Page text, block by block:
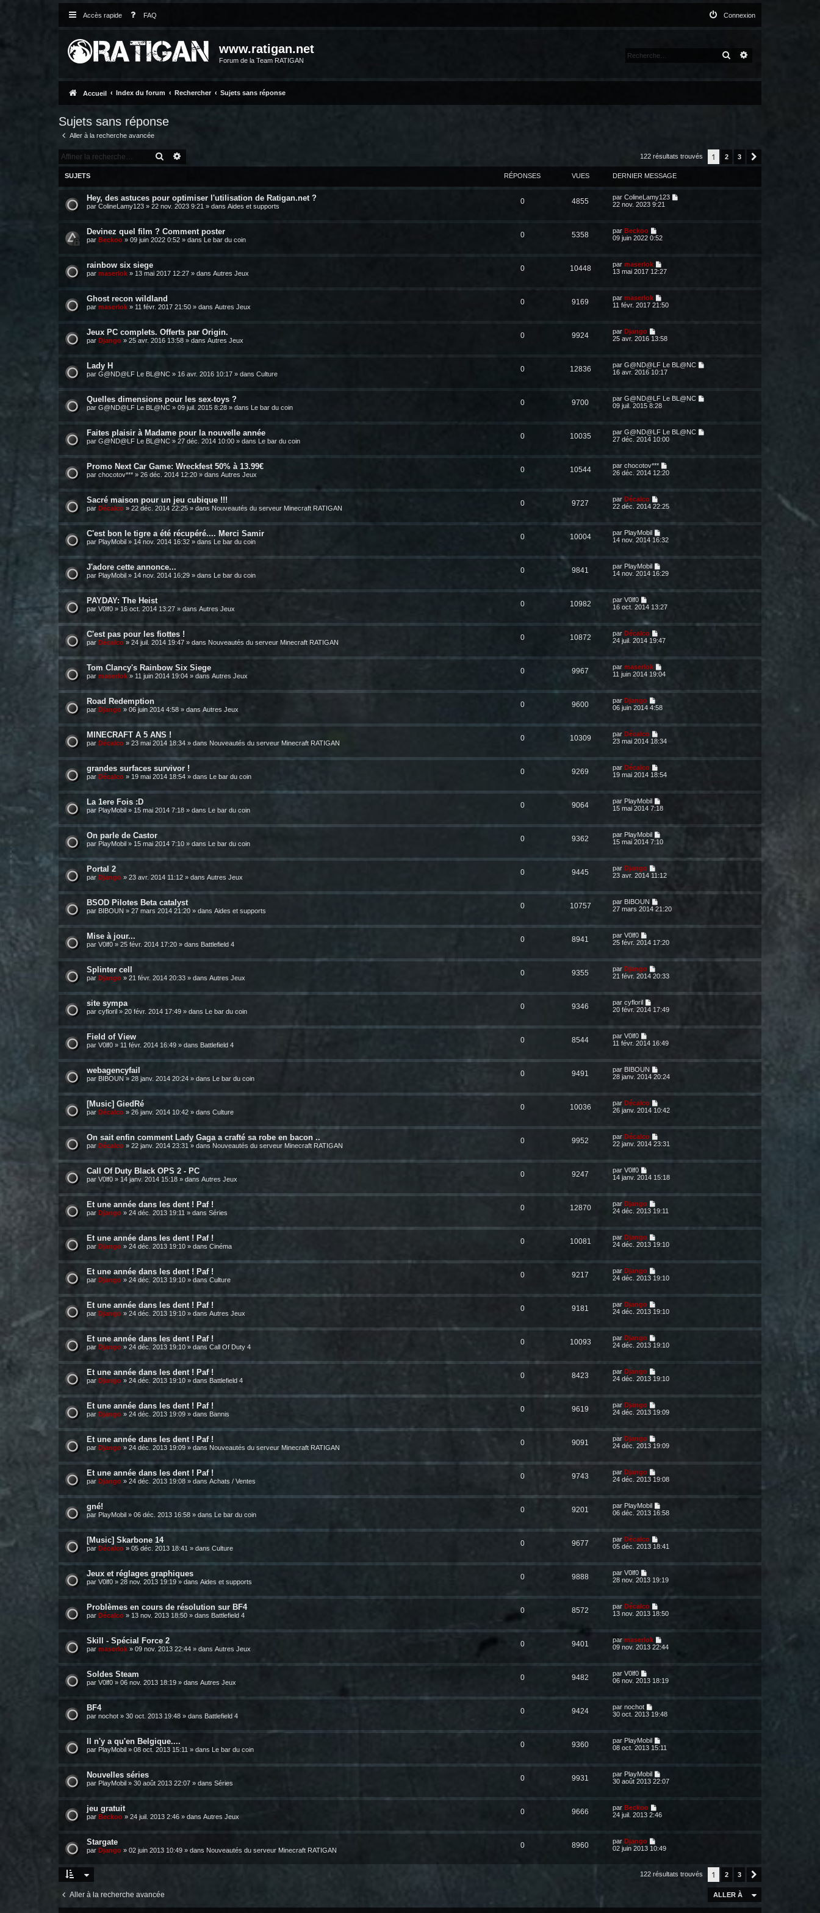
Accès rapide FAQ Connexion
www.ratigan.net
Forum de la Team RATIGAN
RECHERCHER
Accueil Index du forum Rechercher Sujets sans réponse
Sujets sans réponse
Aller à la recherche avancée
RECHERCHER 122 résultats trouvés 1 2 3
SUJETS RÉPONSES VUES DERNIER MESSAGE
Hey, des astuces pour optimiser l'utilisation de Ratigan.net ?
par ColineLamy123 » 22 nov. 2023 9:21 » dans Aides et supports
0 4855 par ColineLamy123
22 nov. 2023 9:21
Devinez quel film ? Comment poster
par Beckoo » 09 juin 2022 0:52 » dans Le bar du coin
0 5358 par Beckoo
09 juin 2022 0:52
rainbow six siege
par maserlok » 13 mai 2017 12:27 » dans Autres Jeux
0 10448 par maserlok
13 mai 2017 12:27
Ghost recon wildland
par maserlok » 11 févr. 2017 21:50 » dans Autres Jeux
0 9169 par maserlok
11 févr. 2017 21:50
Jeux PC complets. Offerts par Origin.
par Django » 25 avr. 2016 13:58 » dans Autres Jeux
0 9924 par Django
25 avr. 2016 13:58
Lady H
par G@ND@LF Le BL@NC » 16 avr. 2016 10:17 » dans Culture
0 12836 par G@ND@LF Le BL@NC
16 avr. 2016 10:17
Quelles dimensions pour les sex-toys ?
par G@ND@LF Le BL@NC » 09 juil. 2015 8:28 » dans Le bar du coin
0 9700 par G@ND@LF Le BL@NC
09 juil. 2015 8:28
Faites plaisir à Madame pour la nouvelle année
par G@ND@LF Le BL@NC » 27 déc. 2014 10:00 » dans Le bar du coin
0 10035 par G@ND@LF Le BL@NC
27 déc. 2014 10:00
Promo Next Car Game: Wreckfest 50% à 13.99€
par chocotov*** » 26 déc. 2014 12:20 » dans Autres Jeux
0 10544 par chocotov***
26 déc. 2014 12:20
Sacré maison pour un jeu cubique !!!
par Décalco » 22 déc. 2014 22:25 » dans Nouveautés du serveur Minecraft RATIGAN
0 9727 par Décalco
22 déc. 2014 22:25
C'est bon le tigre a été récupéré.... Merci Samir
par PlayMobil » 14 nov. 2014 16:32 » dans Le bar du coin
0 10004 par PlayMobil
14 nov. 2014 16:32
J'adore cette annonce...
par PlayMobil » 14 nov. 2014 16:29 » dans Le bar du coin
0 9841 par PlayMobil
14 nov. 2014 16:29
PAYDAY: The Heist
par V0lf0 » 16 oct. 2014 13:27 » dans Autres Jeux
0 10982 par V0lf0
16 oct. 2014 13:27
C'est pas pour les fiottes !
par Décalco » 24 juil. 2014 19:47 » dans Nouveautés du serveur Minecraft RATIGAN
0 10872 par Décalco
24 juil. 2014 19:47
Tom Clancy's Rainbow Six Siege
par maserlok » 11 juin 2014 19:04 » dans Autres Jeux
0 9967 par maserlok
11 juin 2014 19:04
Road Redemption
par Django » 06 juin 2014 4:58 » dans Autres Jeux
0 9600 par Django
06 juin 2014 4:58
MINECRAFT A 5 ANS !
par Décalco » 23 mai 2014 18:34 » dans Nouveautés du serveur Minecraft RATIGAN
0 10309 par Décalco
23 mai 2014 18:34
grandes surfaces survivor !
par Décalco » 19 mai 2014 18:54 » dans Le bar du coin
0 9269 par Décalco
19 mai 2014 18:54
La 1ere Fois :D
par PlayMobil » 15 mai 2014 7:18 » dans Le bar du coin
0 9064 par PlayMobil
15 mai 2014 7:18
On parle de Castor
par PlayMobil » 15 mai 2014 7:10 » dans Le bar du coin
0 9362 par PlayMobil
15 mai 2014 7:10
Portal 2
par Django » 23 avr. 2014 11:12 » dans Autres Jeux
0 9445 par Django
23 avr. 2014 11:12
BSOD Pilotes Beta catalyst
par BIBOUN » 27 mars 2014 21:20 » dans Aides et supports
0 10757 par BIBOUN
27 mars 2014 21:20
Mise à jour...
par V0lf0 » 25 févr. 2014 17:20 » dans Battlefield 4
0 8941 par V0lf0
25 févr. 2014 17:20
Splinter cell
par Django » 21 févr. 2014 20:33 » dans Autres Jeux
0 9355 par Django
21 févr. 2014 20:33
site sympa
par cyfloril » 20 févr. 2014 17:49 » dans Le bar du coin
0 9346 par cyfloril
20 févr. 2014 17:49
Field of View
par V0lf0 » 11 févr. 2014 16:49 » dans Battlefield 4
0 8544 par V0lf0
11 févr. 2014 16:49
webagencyfail
par BIBOUN » 28 janv. 2014 20:24 » dans Le bar du coin
0 9491 par BIBOUN
28 janv. 2014 20:24
[Music] GiedRé
par Décalco » 26 janv. 2014 10:42 » dans Culture
0 10036 par Décalco
26 janv. 2014 10:42
On sait enfin comment Lady Gaga a crafté sa robe en bacon ..
par Décalco » 22 janv. 2014 23:31 » dans Nouveautés du serveur Minecraft RATIGAN
0 9952 par Décalco
22 janv. 2014 23:31
Call Of Duty Black OPS 2 - PC
par V0lf0 » 14 janv. 2014 15:18 » dans Autres Jeux
0 9247 par V0lf0
14 janv. 2014 15:18
Et une année dans les dent ! Paf !
par Django » 24 déc. 2013 19:11 » dans Séries
0 12870 par Django
24 déc. 2013 19:11
Et une année dans les dent ! Paf !
par Django » 24 déc. 2013 19:10 » dans Cinéma
0 10081 par Django
24 déc. 2013 19:10
Et une année dans les dent ! Paf !
par Django » 24 déc. 2013 19:10 » dans Culture
0 9217 par Django
24 déc. 2013 19:10
Et une année dans les dent ! Paf !
par Django » 24 déc. 2013 19:10 » dans Autres Jeux
0 9181 par Django
24 déc. 2013 19:10
Et une année dans les dent ! Paf !
par Django » 24 déc. 2013 19:10 » dans Call Of Duty 4
0 10093 par Django
24 déc. 2013 19:10
Et une année dans les dent ! Paf !
par Django » 24 déc. 2013 19:10 » dans Battlefield 4
0 8423 par Django
24 déc. 2013 19:10
Et une année dans les dent ! Paf !
par Django » 24 déc. 2013 19:09 » dans Bannis
0 9619 par Django
24 déc. 2013 19:09
Et une année dans les dent ! Paf !
par Django » 24 déc. 2013 19:09 » dans Nouveautés du serveur Minecraft RATIGAN
0 9091 par Django
24 déc. 2013 19:09
Et une année dans les dent ! Paf !
par Django » 24 déc. 2013 19:08 » dans Achats / Ventes
0 9743 par Django
24 déc. 2013 19:08
gné!
par PlayMobil » 06 déc. 2013 16:58 » dans Le bar du coin
0 9201 par PlayMobil
06 déc. 2013 16:58
[Music] Skarbone 14
par Décalco » 05 déc. 2013 18:41 » dans Culture
0 9677 par Décalco
05 déc. 2013 18:41
Jeux et réglages graphiques
par V0lf0 » 28 nov. 2013 19:19 » dans Aides et supports
0 9888 par V0lf0
28 nov. 2013 19:19
Problèmes en cours de résolution sur BF4
par Décalco » 13 nov. 2013 18:50 » dans Battlefield 4
0 8572 par Décalco
13 nov. 2013 18:50
Skill - Spécial Force 2
par maserlok » 09 nov. 2013 22:44 » dans Autres Jeux
0 9401 par maserlok
09 nov. 2013 22:44
Soldes Steam
par V0lf0 » 06 nov. 2013 18:19 » dans Autres Jeux
0 9482 par V0lf0
06 nov. 2013 18:19
BF4
par nochot » 30 oct. 2013 19:48 » dans Battlefield 4
0 9424 par nochot
30 oct. 2013 19:48
Il n'y a qu'en Belgique....
par PlayMobil » 08 oct. 2013 15:11 » dans Le bar du coin
0 9360 par PlayMobil
08 oct. 2013 15:11
Nouvelles séries
par PlayMobil » 30 août 2013 22:07 » dans Séries
0 9931 par PlayMobil
30 août 2013 22:07
jeu gratuit
par Beckoo » 24 juil. 2013 2:46 » dans Autres Jeux
0 9666 par Beckoo
24 juil. 2013 2:46
Stargate
par Django » 02 juin 2013 10:49 » dans Nouveautés du serveur Minecraft RATIGAN
0 8960 par Django
02 juin 2013 10:49
122 résultats trouvés 1 2 3
Aller à la recherche avancée ALLER À